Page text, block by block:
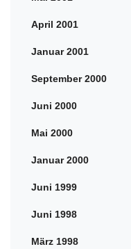
April 2001
Januar 2001
September 2000
Juni 2000
Mai 2000
Januar 2000
Juni 1999
Juni 1998
März 1998